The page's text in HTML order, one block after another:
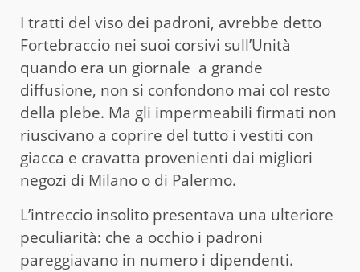
I tratti del viso dei padroni, avrebbe detto
Fortebraccio nei suoi corsivi sull’Unità
quando era un giornale a grande
diffusione, non si confondono mai col resto
della plebe. Ma gli impermeabili firmati non
riuscivano a coprire del tutto i vestiti con
giacca e cravatta provenienti dai migliori
negozi di Milano o di Palermo.
L’intreccio insolito presentava una ulteriore
peculiarità: che a occhio i padroni
pareggiavano in numero i dipendenti.